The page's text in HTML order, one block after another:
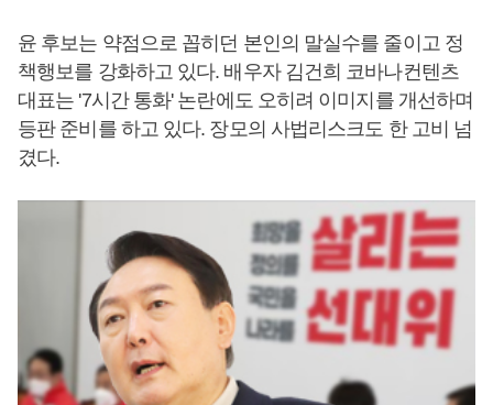
윤 후보는 약점으로 꼽히던 본인의 말실수를 줄이고 정
책행보를 강화하고 있다. 배우자 김건희 코바나컨텐츠
대표는 '7시간 통화' 논란에도 오히려 이미지를 개선하며
등판 준비를 하고 있다. 장모의 사법리스크도 한 고비 넘
겼다.